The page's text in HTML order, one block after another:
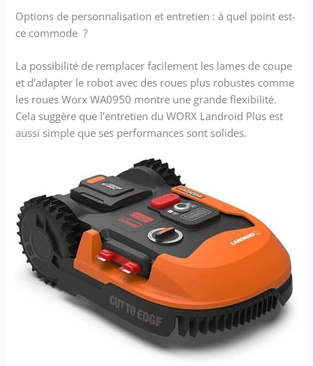
Landroid bénéficie de
des mises à jour
automatiques lui
permettant d'optimiser
ses performances au
quotidien. [TOND
JUSQU'AUX BORDURES]
équipé de la
technologie brevetée
"CUT TO EDGE", lui
permettant de couper
l'herbe jusqu'aux
rebords de votre
jardin. Fini les
retouches avec un
coupe-bordures !
[POUR ROBOTS
TONDEUSES] Lot
contenant un total de
12 lames de rechange
d'origine compatiblent
Options de personnalisation et entretien : à quel point est-
ce commode ?
La possibilité de remplacer facilement les lames de coupe
et d’adapter le robot avec des roues plus robustes comme
les roues Worx WA0950 montre une grande flexibilité.
Cela suggère que l’entretien du WORX Landroid Plus est
aussi simple que ses performances sont solides.